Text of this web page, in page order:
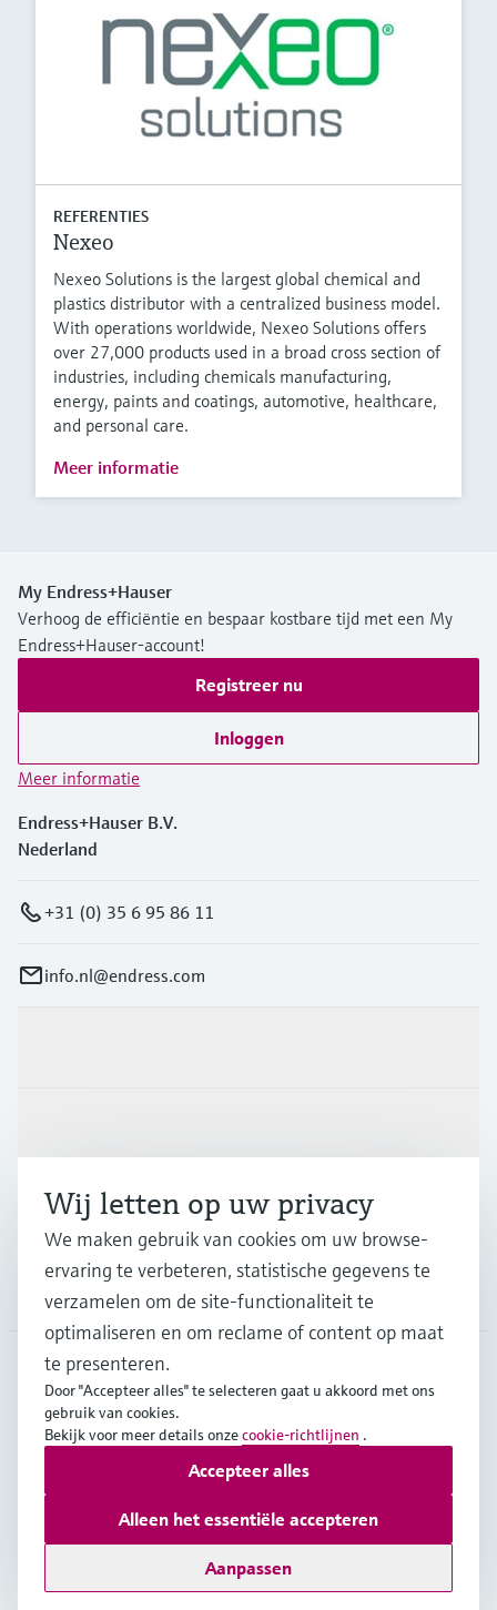
REFERENTIES
Nexeo
Nexeo Solutions is the largest global chemical and
plastics distributor with a centralized business model.
With operations worldwide, Nexeo Solutions offers
over 27,000 products used in a broad cross section of
industries, including chemicals manufacturing,
energy, paints and coatings, automotive, healthcare,
and personal care.
Meer informatie
My Endress+Hauser
Verhoog de efficiëntie en bespaar kostbare tijd met een My
Endress+Hauser-account!
Registreer nu
Inloggen
Meer informatie
Endress+Hauser B.V.
Nederland
+31 (0) 35 6 95 86 11
info.nl@endress.com
Support
NLD•Nederlands
Copyright © Endress+Hauser Group Services AG
Gebruiksvoorwaarden
Data Protection
Wij letten op uw privacy
We maken gebruik van cookies om uw browse-
ervaring te verbeteren, statistische gegevens te
verzamelen om de site-functionaliteit te
optimaliseren en om reclame of content op maat
te presenteren.
Door "Accepteer alles" te selecteren gaat u akkoord met ons
gebruik van cookies.
Bekijk voor meer details onzecookie-richtlijnen .
Aanpassen
Alleen het essentiële accepteren
Accepteer alles